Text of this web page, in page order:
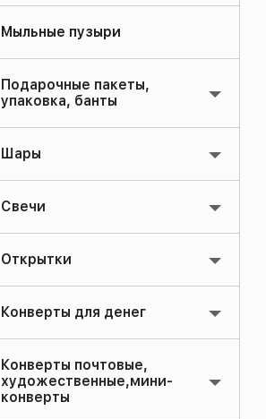
Мыльные пузыри
Подарочные пакеты,
упаковка, банты
Шары
Свечи
Открытки
Конверты для денег
Конверты почтовые,
художественные,мини-
конверты